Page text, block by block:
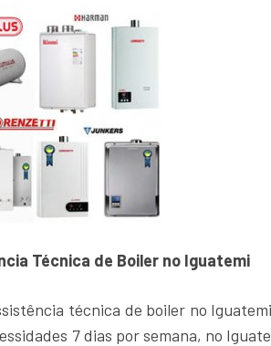
Técnica de Boiler no Iguatemi
técnica de boiler no
7 dias por semana, no